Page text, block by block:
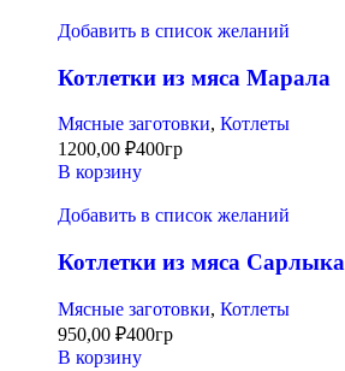
Добавить в список желаний
Котлетки из мяса Марала
Мясные заготовки, Котлеты
1200,00 ₽400гр
В корзину
Добавить в список желаний
Котлетки из мяса Сарлыка
Мясные заготовки, Котлеты
950,00 ₽400гр
В корзину